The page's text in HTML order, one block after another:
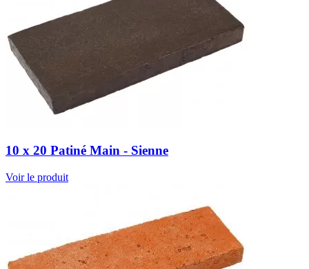
10 x 20 Patiné Main - Sienne
Voir le produit